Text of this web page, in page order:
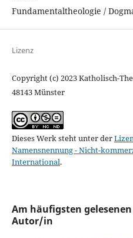
Fundamentaltheologie /
Lizenz
Copyright (c) 2023 Katholisch-
48143 Münster
Dieses Werk steht unter der
Namensnennung - Nicht-
International.
Am häufigsten
Autor/in